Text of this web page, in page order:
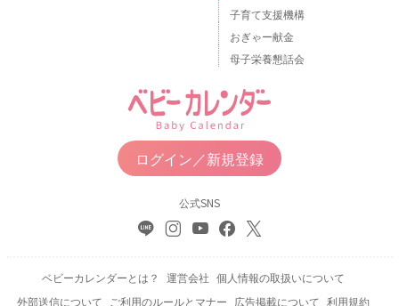
子育て支援機構
おぎゃー献金
母子栄養懇話会
ログイン／新規登録
公式SNS
ベビーカレンダーとは？ 運営会社 個人情報の取扱いについて
外部送信について
ご利用のルールとマナー 広告掲載について 利用規約